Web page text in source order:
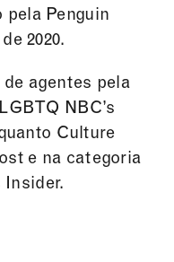
Penguin
2020.
agentes pela
NBC’s
Culture
e na categoria
Insider.